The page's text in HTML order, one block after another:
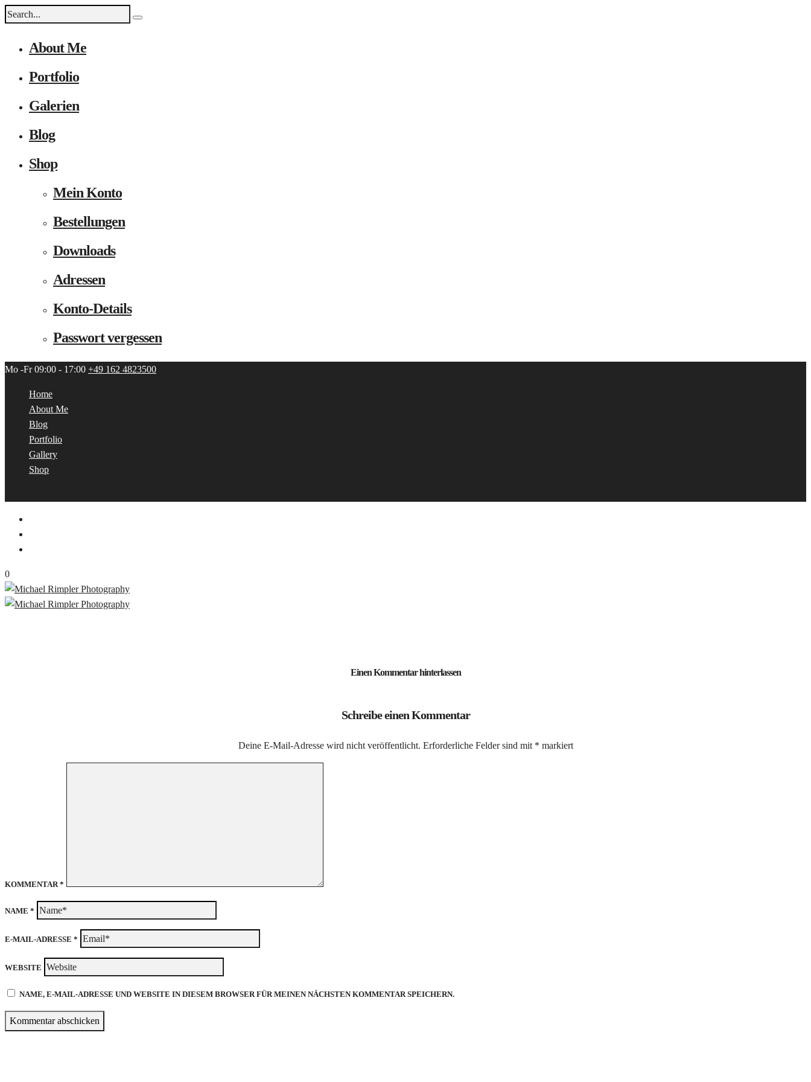
About Me
Portfolio
Galerien
Blog
Shop
Mein Konto
Bestellungen
Downloads
Adressen
Konto-Details
Passwort vergessen
Mo -Fr 09:00 - 17:00 +49 162 4823500
Home
About Me
Blog
Portfolio
Gallery
Shop
0
Einen Kommentar hinterlassen
Schreibe einen Kommentar
Deine E-Mail-Adresse wird nicht veröffentlicht. Erforderliche Felder sind mit * markiert
KOMMENTAR *
NAME *
E-MAIL-ADRESSE *
WEBSITE
NAME, E-MAIL-ADRESSE UND WEBSITE IN DIESEM BROWSER FÜR MEINEN NÄCHSTEN KOMMENTAR SPEICHERN.